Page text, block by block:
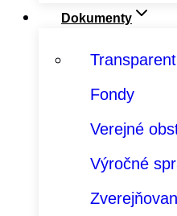
Dokumenty
Fondy
Verejné
Výročné